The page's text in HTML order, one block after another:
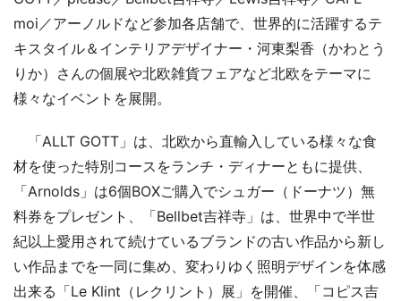
moi／アーノルドなど参加各店舗で、世界的に活躍するテ
キスタイル＆インテリアデザイナー・河東梨香（かわとう
りか）さんの個展や北欧雑貨フェアなど北欧をテーマに
様々なイベントを展開。
「ALLT GOTT」は、北欧から直輸入している様々な食
材を使った特別コースをランチ・ディナーともに提供、
「Arnolds」は6個BOXご購入でシュガー（ドーナツ）無
料券をプレゼント、「Bellbet吉祥寺」は、世界中で半世
紀以上愛用されて続けているブランドの古い作品から新し
い作品までを一同に集め、変わりゆく照明デザインを体感
出来る「Le Klint（レクリント）展」を開催、「コピス吉